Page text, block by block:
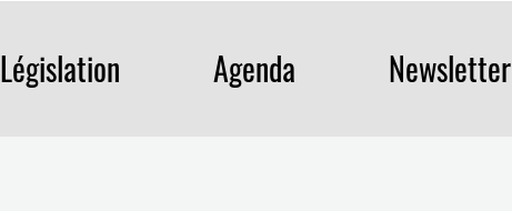
Législation Agenda Newsletter